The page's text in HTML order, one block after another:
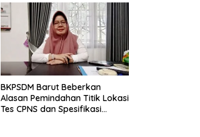
BKPSDM Barut Beberkan
Alasan Pemindahan Titik Lokasi
Tes CPNS dan Spesifikasi